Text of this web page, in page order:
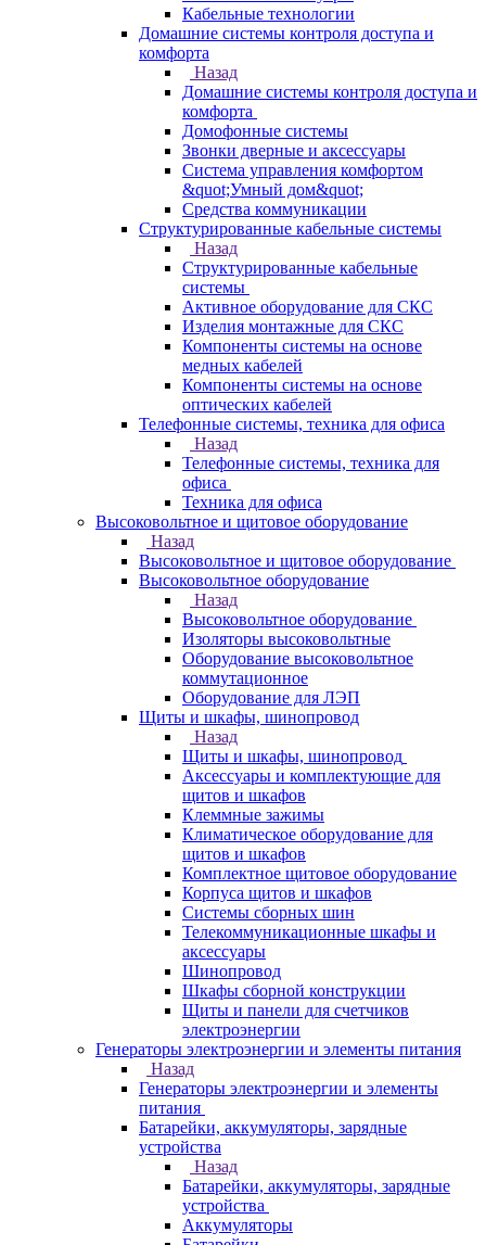
Кабельные технологии
Домашние системы контроля доступа и
комфорта
Назад
Домашние системы контроля доступа и
комфорта
Домофонные системы
Звонки дверные и аксессуары
Система управления комфортом
&quot;Умный дом&quot;
Средства коммуникации
Структурированные кабельные системы
Назад
Структурированные кабельные
системы
Активное оборудование для СКС
Изделия монтажные для СКС
Компоненты системы на основе
медных кабелей
Компоненты системы на основе
оптических кабелей
Телефонные системы, техника для офиса
Назад
Телефонные системы, техника для
офиса
Техника для офиса
Высоковольтное и щитовое оборудование
Назад
Высоковольтное и щитовое оборудование
Высоковольтное оборудование
Назад
Высоковольтное оборудование
Изоляторы высоковольтные
Оборудование высоковольтное
коммутационное
Оборудование для ЛЭП
Щиты и шкафы, шинопровод
Назад
Щиты и шкафы, шинопровод
Аксессуары и комплектующие для
щитов и шкафов
Клеммные зажимы
Климатическое оборудование для
щитов и шкафов
Комплектное щитовое оборудование
Корпуса щитов и шкафов
Системы сборных шин
Телекоммуникационные шкафы и
аксессуары
Шинопровод
Шкафы сборной конструкции
Щиты и панели для счетчиков
электроэнергии
Генераторы электроэнергии и элементы питания
Назад
Генераторы электроэнергии и элементы
питания
Батарейки, аккумуляторы, зарядные
устройства
Назад
Батарейки, аккумуляторы, зарядные
устройства
Аккумуляторы